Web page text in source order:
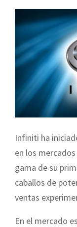
Infiniti ha
en los
gama de su
caballos de
ventas
En el mercado